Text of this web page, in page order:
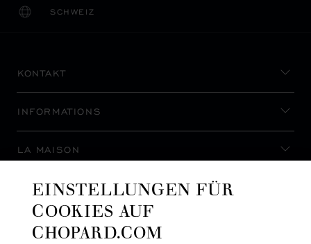
SCHWEIZ
LOKALISIERUNG (LAND ÄNDERN)
LAND ÄNDERN
KONTAKT
INFORMATIONS
LA MAISON
AUF DEM LAUFENDEN BLEIBEN
EINSTELLUNGEN FÜR
COOKIES AUF
CHOPARD.COM